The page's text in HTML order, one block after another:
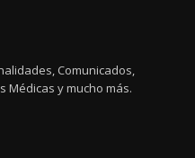
Comunicados,
Médicas y mucho más.